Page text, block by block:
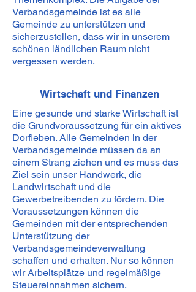
Verbandsgemeinde ist es alle
Gemeinde zu unterstützen und
sicherzustellen, dass wir in unserem
schönen ländlichen Raum nicht
vergessen werden.
Wirtschaft und Finanzen
Eine gesunde und starke Wirtschaft ist
die Grundvoraussetzung für ein aktives
Dorfleben. Alle Gemeinden in der
Verbandsgemeinde müssen da an
einem Strang ziehen und es muss das
Ziel sein unser Handwerk, die
Landwirtschaft und die
Gewerbetreibenden zu fördern. Die
Voraussetzungen können die
Gemeinden mit der entsprechenden
Unterstützung der
Verbandsgemeindeverwaltung
schaffen und erhalten. Nur so können
wir Arbeitsplätze und regelmäßige
Steuereinnahmen sichern.